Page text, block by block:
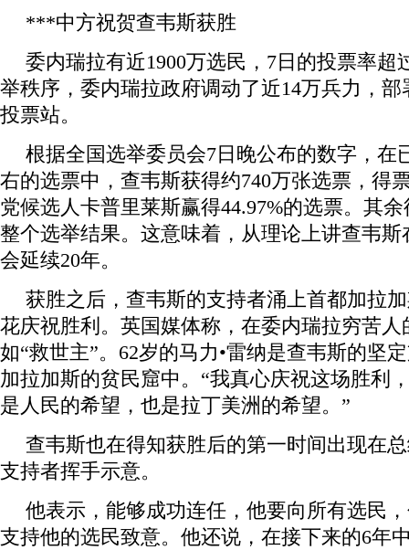
***中方祝贺查韦斯获胜
委内瑞拉有近1900万选民，7日的投票率超
举秩序，委内瑞拉政府调动了近14万兵力，部
投票站。
根据全国选举委员会7日晚公布的数字，在
右的选票中，查韦斯获得约740万张选票，得
党候选人卡普里莱斯赢得44.97%的选票。其
整个选举结果。这意味着，从理论上讲查韦
会延续20年。
获胜之后，查韦斯的支持者涌上首都加拉
花庆祝胜利。英国媒体称，在委内瑞拉穷苦
如“救世主”。62岁的马力•雷纳是查韦斯的坚
加拉加斯的贫民窟中。“我真心庆祝这场胜利
是人民的希望，也是拉丁美洲的希望。”
查韦斯也在得知获胜后的第一时间出现在
支持者挥手示意。
他表示，能够成功连任，他要向所有选民
支持他的选民致意。他还说，在接下来的6年